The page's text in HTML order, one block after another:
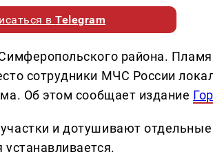
вTelegram
района.
сотрудники МЧС России
Об этом сообщает издание
и дотушивают отдельные